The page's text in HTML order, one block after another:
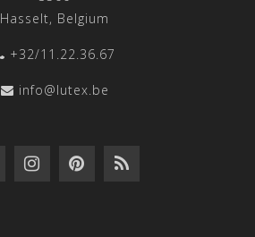
Hasselt, Belgium
+32/11.22.36.67
info@lutex.be